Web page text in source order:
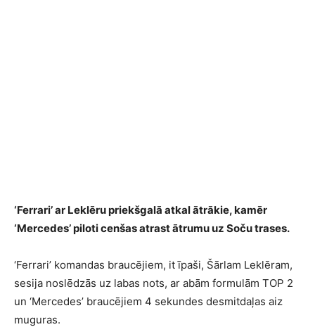
‘Ferrari’ ar Leklēru priekšgalā atkal ātrākie, kamēr
‘Mercedes’ piloti cenšas atrast ātrumu uz Soču trases.
‘Ferrari’ komandas braucējiem, it īpaši, Šārlam Leklēram,
sesija noslēdzās uz labas nots, ar abām formulām TOP 2
un ‘Mercedes’ braucējiem 4 sekundes desmitdaļas aiz
muguras.